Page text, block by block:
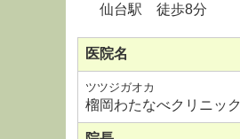
仙台駅 徒歩8分
医院名
ツツジガオカ
榴岡わたなべクリニック